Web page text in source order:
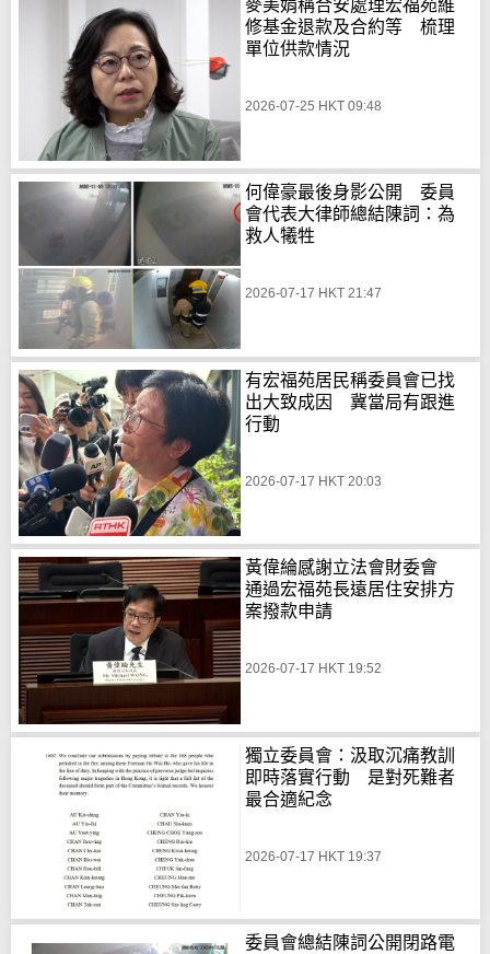
麥美娟稱合安處理宏福苑維
修基金退款及合約等 梳理
單位供款情況
2026-07-25 HKT 09:48
何偉豪最後身影公開 委員
會代表大律師總結陳詞：為
救人犧牲
2026-07-17 HKT 21:47
有宏福苑居民稱委員會已找
出大致成因 冀當局有跟進
行動
2026-07-17 HKT 20:03
黃偉綸感謝立法會財委會
通過宏福苑長遠居住安排方
案撥款申請
2026-07-17 HKT 19:52
獨立委員會：汲取沉痛教訓
即時落實行動 是對死難者
最合適紀念
2026-07-17 HKT 19:37
委員會總結陳詞公開閉路電